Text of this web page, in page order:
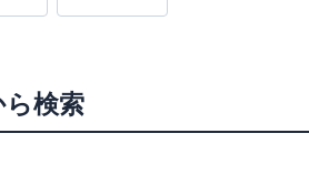
ら検索